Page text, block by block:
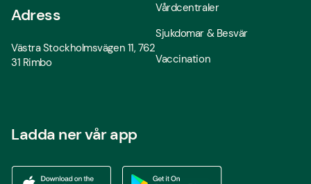
Adress
Västra Stockholmsvägen 11, 762
31 Rimbo
Vårdcentraler
Sjukdomar & Besvär
Vaccination
Ladda ner vår app